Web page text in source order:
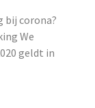
bij corona?
We
geldt in